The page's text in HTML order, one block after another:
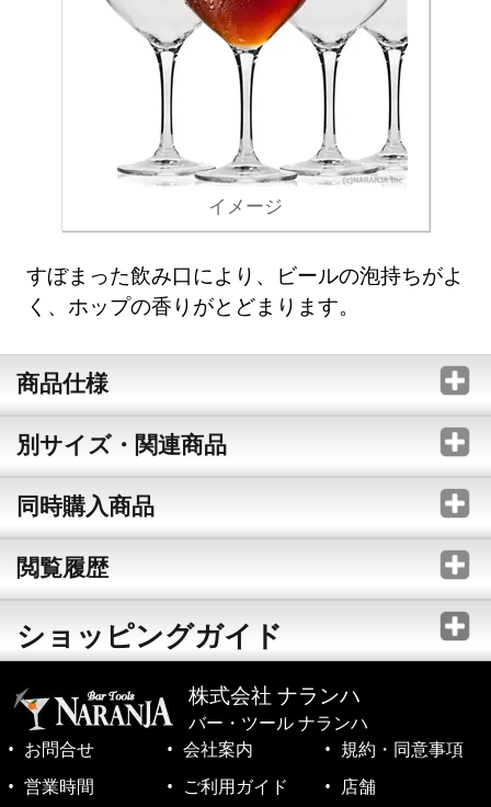
イメージ
すぼまった飲み口により、ビールの泡持ちがよ
く、ホップの香りがとどまります。
商品仕様
別サイズ・関連商品
同時購入商品
閲覧履歴
ショッピングガイド
株式会社 ナランハ
バー・ツール ナランハ
お問合せ
会社案内
規約・同意事項
営業時間
ご利用ガイド 店舗